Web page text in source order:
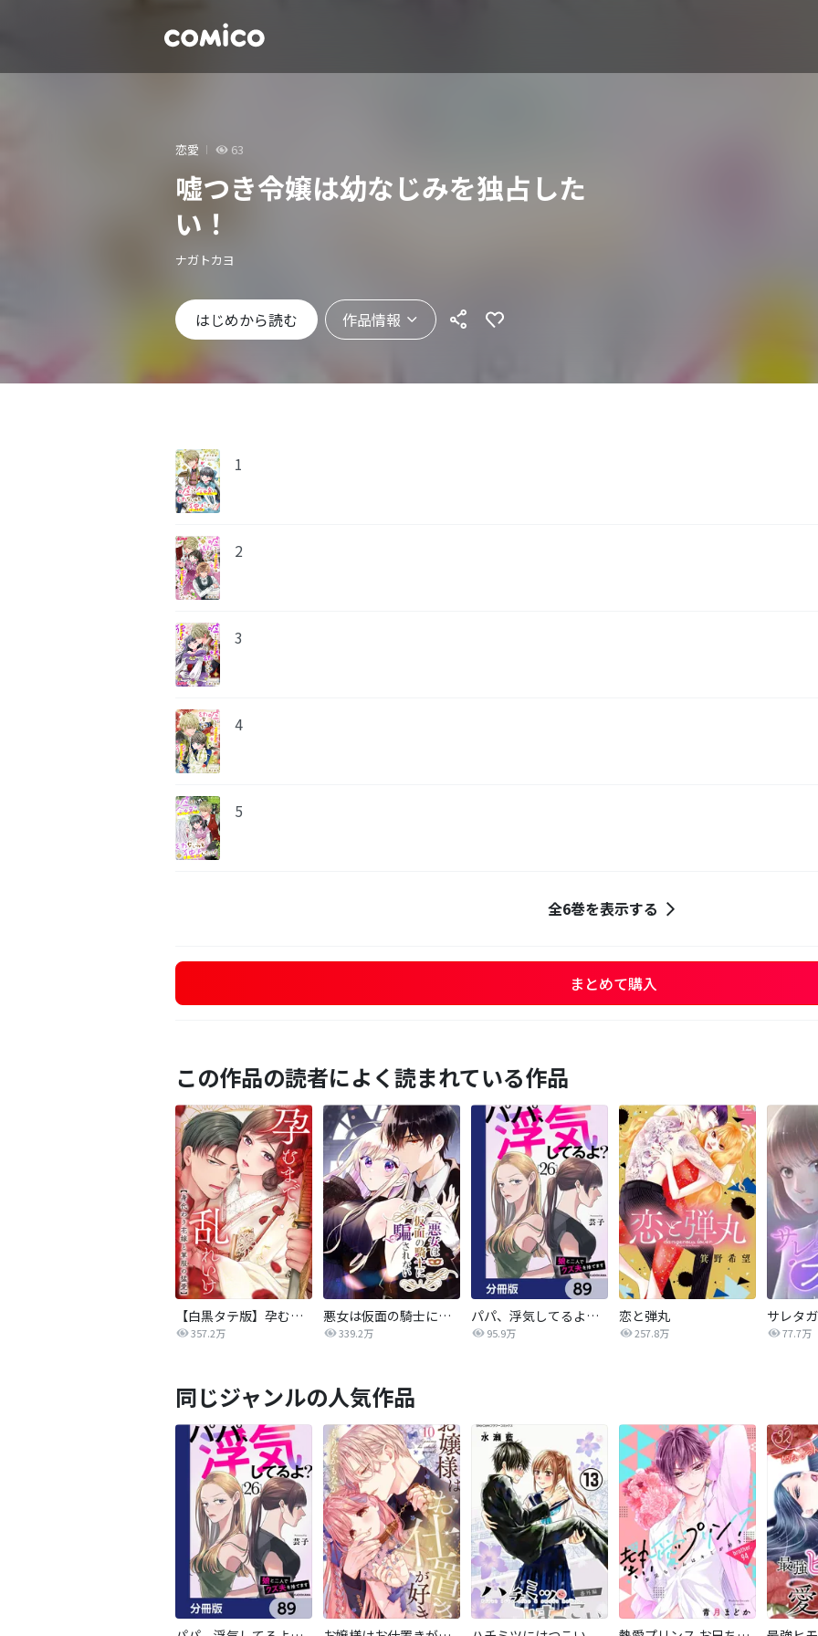
恋愛 63
嘘つき令嬢は幼なじみを独占した
い！
ナガトカヨ
はじめから読む 作品情報
1
2
3
4
5
全6巻を表示する
まとめて購入
この作品の読者によく読まれている作品
【白黒タテ版】孕むまで乱れいけ～身代わり花嫁と軍服の猛愛
357.2万
悪女は仮面の騎士に騙されない
339.2万
パパ、浮気してるよ？娘と二人でクズ夫を捨てます【分冊版】
95.9万
恋と弾丸
257.8万 77.7万
同じジャンルの人気作品